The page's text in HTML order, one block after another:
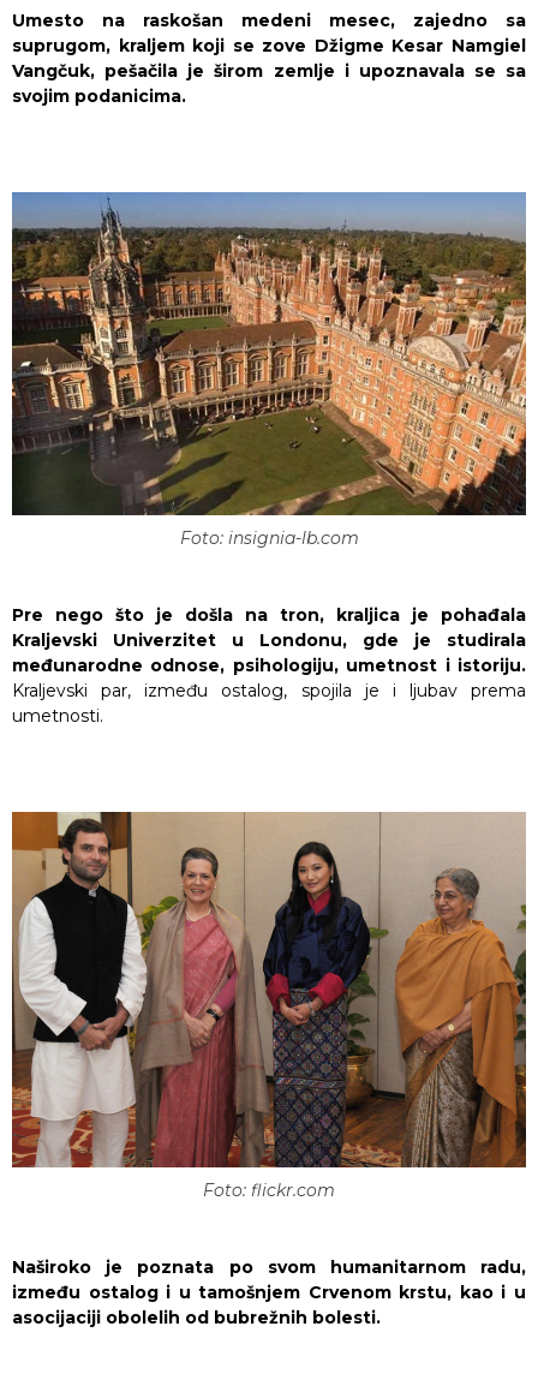
Umesto na raskošan medeni mesec, zajedno sa
suprugom, kraljem koji se zove Džigme Kesar Namgiel
Vangčuk, pešačila je širom zemlje i upoznavala se sa
svojim podanicima.
Foto: insignia-lb.com
Pre nego što je došla na tron, kraljica je pohađala
Kraljevski Univerzitet u Londonu, gde je studirala
međunarodne odnose, psihologiju, umetnost i istoriju.
Kraljevski par, između ostalog, spojila je i ljubav prema
umetnosti.
Foto: flickr.com
Naširoko je poznata po svom humanitarnom radu,
između ostalog i u tamošnjem Crvenom krstu, kao i u
asocijaciji obolelih od bubrežnih bolesti.